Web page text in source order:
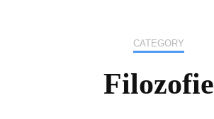
CATEGORY
Filozofie